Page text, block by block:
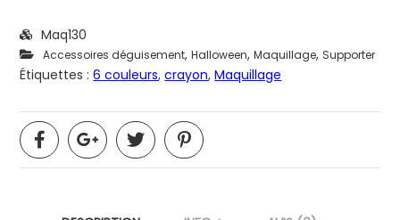
Maq130
Accessoires déguisement,Halloween,Maquillage, Supporter
Étiquettes :6 couleurs,crayon,Maquillage